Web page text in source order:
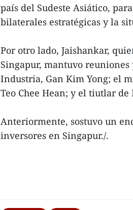
país del Sudeste Asiático,
bilaterales estratégicas y la
Por otro lado, Jaishankar,
Singapur, mantuvo
Industria, Gan Kim Yong; el
Teo Chee Hean; y el tiutlar
Anteriormente, sostuvo un
inversores en Singapur./.